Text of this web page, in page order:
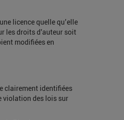
licence quelle qu’elle
les droits d'auteur soit
modifiées en
clairement identifiées
violation des lois sur